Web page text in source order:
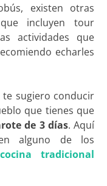
existen otras
incluyen tour
actividades que
echarles
sugiero conducir
que tienes que
de 3 días. Aquí
alguno de los
cocina tradicional